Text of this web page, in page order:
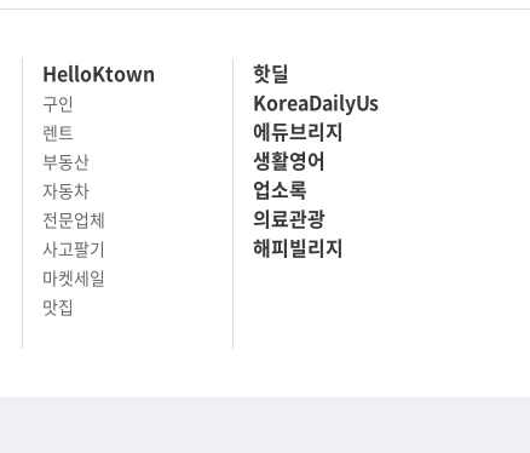
HelloKtown
구인
렌트
부동산
자동차
전문업체
사고팔기
마켓세일
맛집
핫딜
KoreaDailyUs
에듀브리지
생활영어
업소록
의료관광
해피빌리지